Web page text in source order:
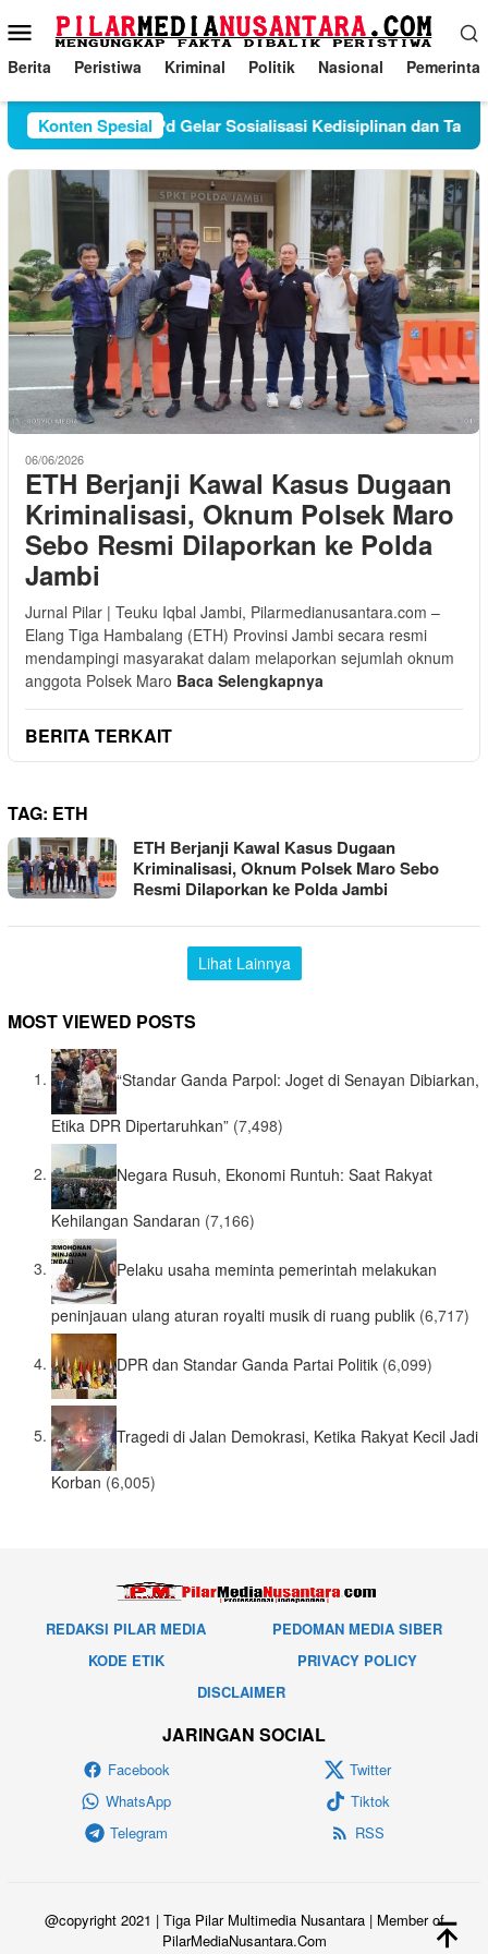
ke
konten
Menu
Mobile
Berita Peristiwa Kriminal Politik Nasional
Konten Spesial
Juraudah S.Pd Gelar Sosialisasi Kedisiplinan dan
06/06/2026
ETH Berjanji Kawal Kasus Dugaan
Kriminalisasi, Oknum Polsek Maro
Sebo Resmi Dilaporkan ke Polda
Jambi
Jurnal Pilar | Teuku Iqbal Jambi, Pilarmedianusantara.com –
Elang Tiga Hambalang (ETH) Provinsi Jambi secara resmi
mendampingi masyarakat dalam melaporkan sejumlah oknum
anggota Polsek Maro Baca Selengkapnya
BERITA TERKAIT
TAG: ETH
ETH Berjanji Kawal Kasus Dugaan
Kriminalisasi, Oknum Polsek Maro Sebo
Resmi Dilaporkan ke Polda Jambi
Lihat Lainnya
MOST VIEWED POSTS
“Standar Ganda Parpol: Joget di Senayan Dibiarkan,
Etika DPR Dipertaruhkan” (7,498)
Negara Rusuh, Ekonomi Runtuh: Saat Rakyat
Kehilangan Sandaran (7,166)
Pelaku usaha meminta pemerintah melakukan
peninjauan ulang aturan royalti musik di ruang publik (6,717)
DPR dan Standar Ganda Partai Politik (6,099)
Tragedi di Jalan Demokrasi, Ketika Rakyat Kecil Jadi
Korban (6,005)
REDAKSI PILAR MEDIA
PEDOMAN MEDIA SIBER
KODE ETIK
PRIVACY POLICY
DISCLAIMER
JARINGAN SOCIAL
Facebook
Twitter
WhatsApp
Tiktok
Telegram
RSS
@copyright 2021 | Tiga Pilar Multimedia Nusantara | Member of
PilarMediaNusantara.Com